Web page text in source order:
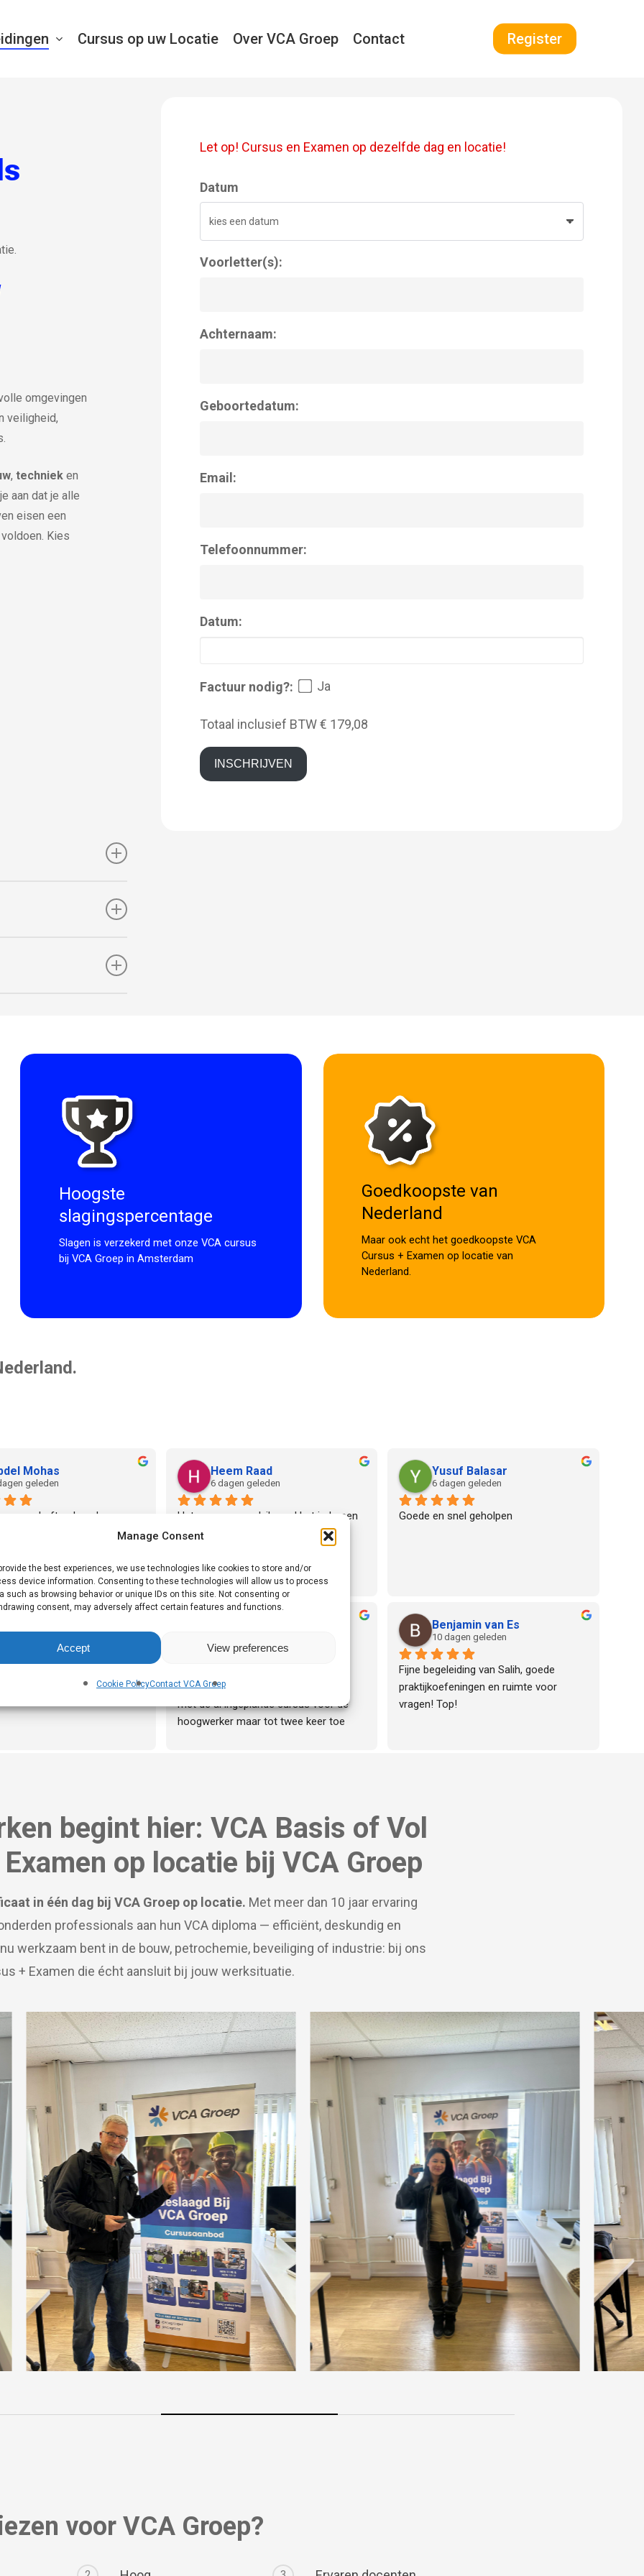
Manage Consent
the best experiences, we use technologies like cookies to store and/or
device information. Consenting to these technologies will allow us to process
such as browsing behavior or unique IDs on this site. Not consenting or
consent, may adversely affect certain features and functions.
Accept View preferences
Cookie PolicyContact VCA Groep
Cursus op uw Locatie Over VCA Groep Contact Register
omgevingen
veiligheid,
,techniek en
aan dat je alle
eisen een
Kies
je terugvorderen
Let op! Cursus en Examen op dezelfde dag en locatie!
Datum
Voorletter(s):
Achternaam:
Geboortedatum:
Email:
Telefoonnummer:
Datum:
Factuur nodig?: Ja
Totaal inclusief BTW€ 179,08
INSCHRIJVEN
Hoogste
slagingspercentage
Slagen is verzekerd met onze VCA cursus
bij VCA Groep in Amsterdam
Goedkoopste van
Nederland
Maar ook echt het goedkoopste VCA
Cursus + Examen op locatie van
Nederland.
Mohas
geleden
heftruck gedaan
is een bekwaam docent die
en stap voor stap de
veiligheid, en
centraal uitlegt en
is hij heel scherp
op bepaalde onderdelen van
is een aanrader om naar
te komen.
Heem Raad
6 dagen geleden
Het was erg goed, ik raad het iedereen
aan.
Yusuf Balasar
6 dagen geleden
Goede en snel geholpen
geleden
top school , de best ik
super goed service.
inplannen. We zaten redelijk omhoog
met de al ingeplande cursus voor de
hoogwerker maar tot twee keer toe
Benjamin van Es
10 dagen geleden
Fijne begeleiding van Salih, goede
praktijkoefeningen en ruimte voor
vragen! Top!
begint hier: VCA Basis of Vol
op locatie bij VCA Groep
in één dag bij VCA Groep op locatie. Met meer dan 10 jaar ervaring
professionals aan hun VCA diploma — efficiënt, deskundig en
werkzaam bent in de bouw, petrochemie, beveiliging of industrie: bij ons
+ Examen die écht aansluit bij jouw werksituatie.
voor VCA Groep?